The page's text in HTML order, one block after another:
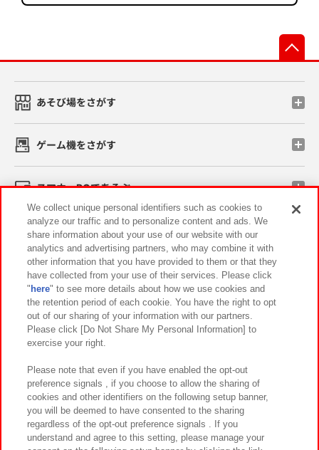
あそび場をさがす
ゲーム機をさがす
スマホ・PCであそぶ
イベント・キャンペーン
関連会社 サステナビリティ サイトポリシー
プライバシーポリシー ウェブアクセシビリティ方針と検証結果
お取引先さまとともに
カスタマーハラスメント対応方針 よくあるご質問・お問い合わせ
We collect unique personal identifiers such as cookies to
analyze our traffic and to personalize content and ads. We
share information about your use of our website with our
analytics and advertising partners, who may combine it with
other information that you have provided to them or that they
have collected from your use of their services. Please click
" here" to see more details about how we use cookies and
the retention period of each cookie. You have the right to opt
out of our sharing of your information with our partners.
Please click [Do Not Share My Personal Information] to
exercise your right.
Please note that even if you have enabled the opt-out
preference signals , if you choose to allow the sharing of
cookies and other identifiers on the following setup banner,
you will be deemed to have consented to the sharing
regardless of the opt-out preference signals . If you
understand and agree to this setting, please manage your